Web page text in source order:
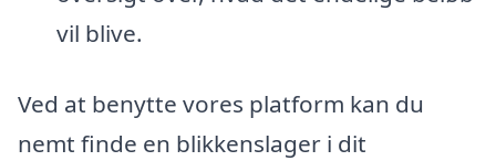
vil blive.
Ved at benytte vores platform kan du
nemt finde en blikkenslager i dit